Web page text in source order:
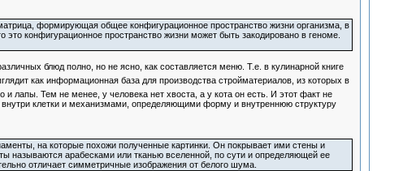
формирующая общее конфигурационное пространство жизни организма, в
конфигурационное пространство жизни может быть закодировано в геноме.
блюд полно, но не ясно, как составляется меню. Т.е. в кулинарной книге
как информационная база для производства стройматериалов, из которых в
и лапы. Тем не менее, у человека нет хвоста, а у кота он есть. И этот факт не
клетки и механизмами, определяющими форму и внутреннюю структуру
на которые похожи полученные картинки. Он покрывает ими стены и
называются арабесками или тканью вселенной, по сути и определяющей ее
отличает симметричные изображения от белого шума.